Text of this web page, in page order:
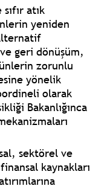
atık
yeniden
geri dönüşüm,
zorunlu
yönelik
olarak
Bakanlığınca
sektörel ve
kaynakları